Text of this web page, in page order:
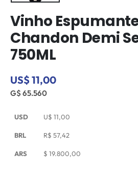
Vinho
Chandon Demi
750ML
US$ 11,00
G$ 65.560
USD U$ 11,00
BRL R$ 57,42
ARS $ 19.800,00